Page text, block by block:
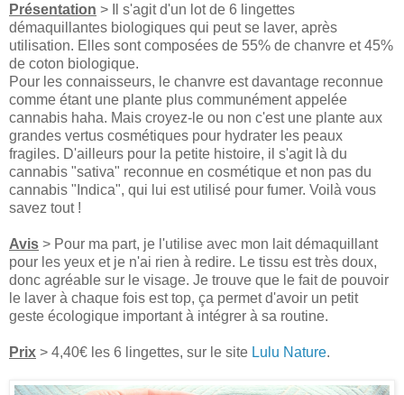
Présentation > Il s'agit d'un lot de 6 lingettes
démaquillantes biologiques qui peut se laver, après
utilisation. Elles sont composées de 55% de chanvre et 45%
de coton biologique.
Pour les connaisseurs, le chanvre est davantage reconnue
comme étant une plante plus communément appelée
cannabis haha. Mais croyez-le ou non c'est une plante aux
grandes vertus cosmétiques pour hydrater les peaux
fragiles. D'ailleurs pour la petite histoire, il s'agit là du
cannabis "sativa" reconnue en cosmétique et non pas du
cannabis "Indica", qui lui est utilisé pour fumer. Voilà vous
savez tout !
Avis > Pour ma part, je l'utilise avec mon lait démaquillant
pour les yeux et je n'ai rien à redire. Le tissu est très doux,
donc agréable sur le visage. Je trouve que le fait de pouvoir
le laver à chaque fois est top, ça permet d'avoir un petit
geste écologique important à intégrer à sa routine.
Prix > 4,40€ les 6 lingettes, sur le site Lulu Nature.